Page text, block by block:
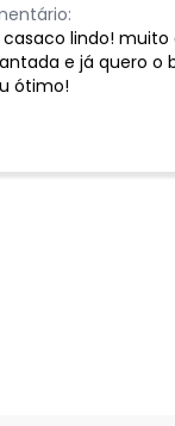
lindo!
e já quero o
ótimo!